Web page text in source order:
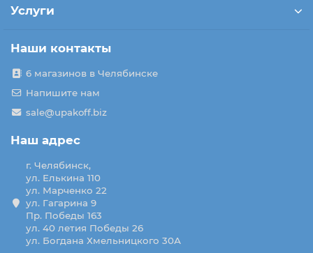
Услуги
Наши контакты
6 магазинов в Челябинске
Напишите нам
sale@upakoff.biz
Наш адрес
г. Челябинск,
ул. Елькина 110
ул. Марченко 22
ул. Гагарина 9
Пр. Победы 163
ул. 40 летия Победы 26
ул. Богдана Хмельницкого 30А